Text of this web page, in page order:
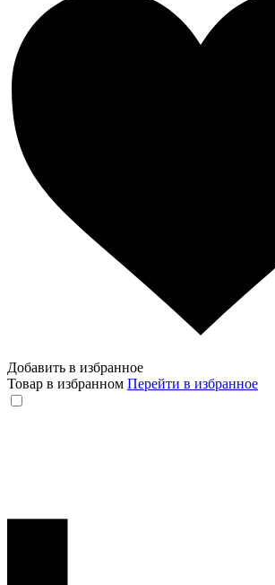
Добавить в избранное
Товар в избранном Перейти в избранное